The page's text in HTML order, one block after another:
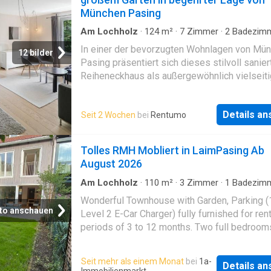
der Würm befinden sich in der Nähe
12 bilder
München Pasing
Am Lochholz · 124m² · 7 Zimmer · 2
In einer der bevorzugten Wohnlagen von
Pasing präsentiert sich dieses stilvoll
Reiheneckhaus als außergewöhnlich
Ausstattung und einem hohen Maß an
Auf drei oberirdischen Wohnebenen sowie
mit ca. 500 m² schafft einen großzügigen
Außenbereich und verleiht dem Haus einen
angenehm privaten Charakter. Im Zuge einer
umfassenden Sanierung wurde das Gebäude
besonderem Augenmerk auf Materialität,
und Funktionalität modernisiert. Ein fein
abgestimmtes Farb- und Lichtkonzept,
das harmonische Gesamtbild. Das Haus
Seit 2 Wochen bei Rentumo Details
anschauen
Tolles RMH Mobliert in LaimPasing Ab
August 2026
Am Lochholz · 110 m² · 3 Zimmer · 1
Wonderful Townhouse with Garden, Parking
Level 2 E-Car Charger) fully furnished for
periods of 3 to 12 months. Two full
cellar hobby room distributed in 4 floors
2nd and 3rd floor. Price includes all utility
Seit mehr als einem Monat bei 1a-
Details